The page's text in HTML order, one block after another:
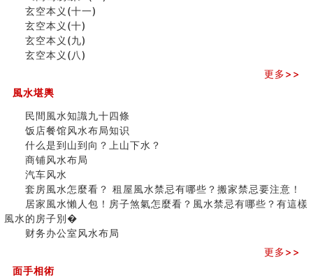
套房風水怎麼看？ 租屋風水禁忌有哪些？搬家禁忌要注
精选1500个五行属金的字
玄空本义(九)
人的面相看财运
玄空本义(八)
六爻算卦：测腹中胎儿是男是女
中國改革開放總設計師鄧小平命造 (名人八字淺析八）
测字（实例解释）
精选1000个五行属火的字
玄空本义(七)
刘燮鈞讲人相 手纹与命运(二)
商铺如何摆放物品催财招财
极其旺夫的女人面相
居家風水懶人包！房子煞氣怎麼看？風水禁忌有哪些？有
這樣風水的房子別�
二0
(马)
二
(兔
二0
二
六
(马)
二
生
肖
运
程
(鼠
牛
虎)
二○
二
六
(马)
生
肖
运
程
(鸡
狗
猪)
二○
生
肖
运
羊
猴)
風
法
(一)
析
(
玄空本义(十一)
玄空本义(十)
玄空本义(九)
玄空本义(八)
更多>>
風水堪輿
民間風水知識九十四條
饭店餐馆风水布局知识
什么是到山到向？上山下水？
商铺风水布局
汽车风水
套房風水怎麼看？ 租屋風水禁忌有哪些？搬家禁忌要注意！
居家風水懶人包！房子煞氣怎麼看？風水禁忌有哪些？有這樣
風水的房子別�
财务办公室风水布局
更多>>
面手相術